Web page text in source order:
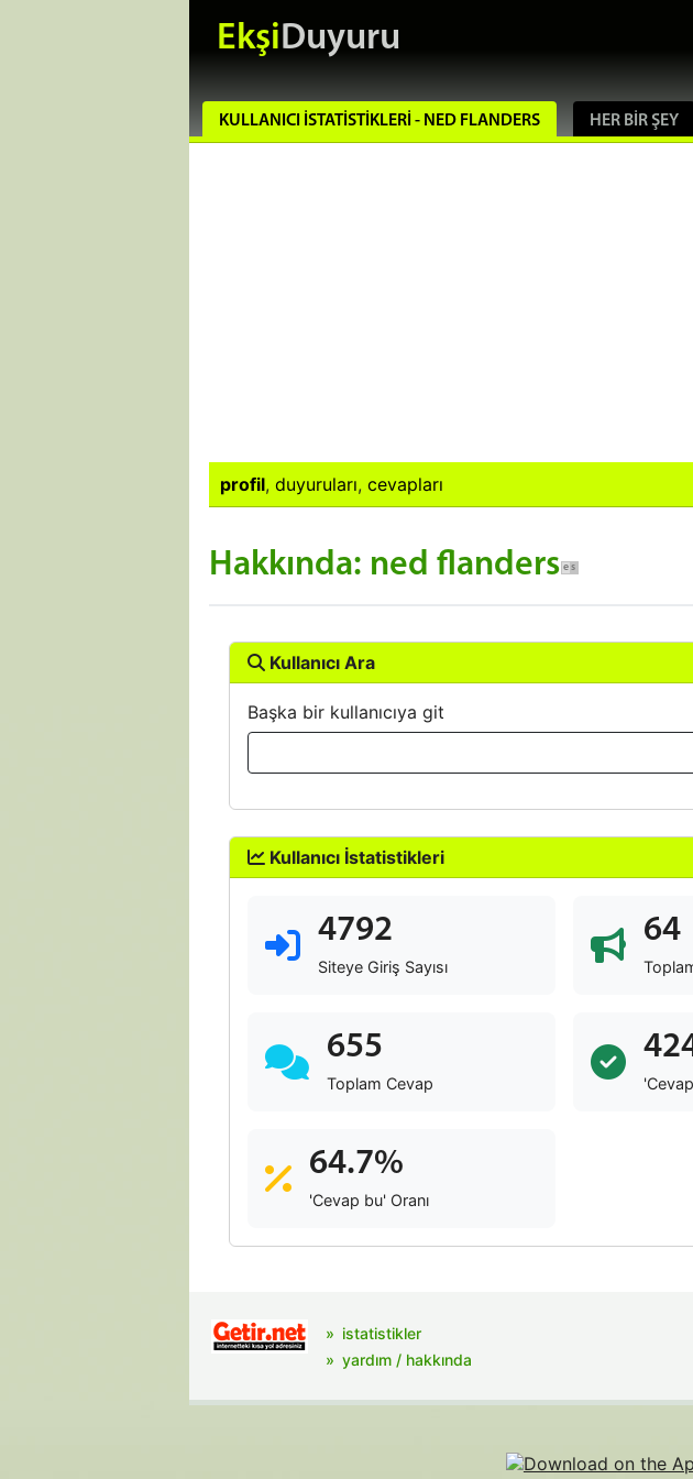
EkşiDuyuru
KULLANICI İSTATISTIKLERI - NED FLANDERS HER BIR ŞEY
profil, duyuruları, cevapları
Hakkında: ned flanders
Kullanıcı Ara
Başka bir kullanıcıya git
Kullanıcı İstatistikleri
4792
Siteye Giriş Sayısı
64
655
Toplam Cevap
64.7%
'Cevap bu' Oranı
istatistikler
yardım / hakkında